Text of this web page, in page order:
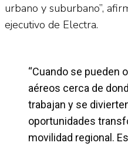
urbano y suburbano”,
ejecutivo de Electra.
“Cuando se pueden
aéreos cerca de
trabajan y se
oportunidades
movilidad regional.